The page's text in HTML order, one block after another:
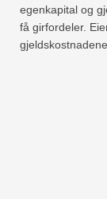
egenkapital og
få girfordeler.